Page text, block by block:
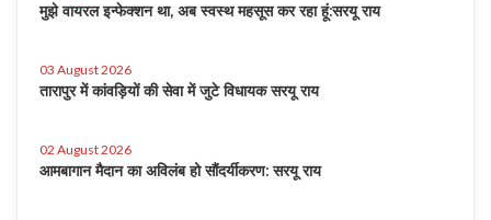
मुझे वायरल इन्फेक्शन था, अब स्वस्थ महसूस कर रहा हूं:सरयू राय
03 August 2026
तारापुर में कांवड़ियों की सेवा में जुटे विधायक सरयू राय
02 August 2026
आमबागान मैदान का अविलंब हो सौंदर्यीकरण: सरयू राय